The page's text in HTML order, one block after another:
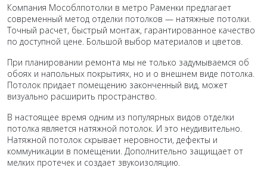
Компания Мособлпотолки в метро Раменки предлагает
современный метод отделки потолков — натяжные потолки.
Точный расчет, быстрый монтаж, гарантированное качество
по доступной цене. Большой выбор материалов и цветов.
При планировании ремонта мы не только задумываемся об
обоях и напольных покрытиях, но и о внешнем виде потолка.
Потолок придает помещению законченный вид, может
визуально расширить пространство.
В настоящее время одним из популярных видов отделки
потолка является натяжной потолок. И это неудивительно.
Натяжной потолок скрывает неровности, дефекты и
коммуникации в помещении. Дополнительно защищает от
мелких протечек и создает звукоизоляцию.